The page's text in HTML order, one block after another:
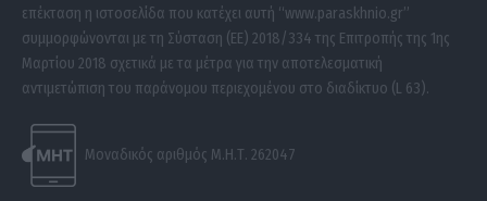
επέκταση η ιστοσελίδα που κατέχει αυτή “www.paraskhnio.gr”
συμμορφώνονται με τη Σύσταση (ΕΕ) 2018/334 της Επιτροπής της 1ης
Μαρτίου 2018 σχετικά με τα μέτρα για την αποτελεσματική
αντιμετώπιση του παράνομου περιεχομένου στο διαδίκτυο (L 63).
Μοναδικός αριθμός Μ.Η.Τ. 262047